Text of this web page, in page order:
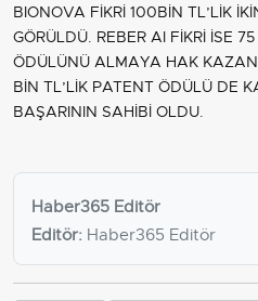
BIONOVA FİKRİ 100BİN TL’LİK
GÖRÜLDÜ. REBER AI FİKRİ İSE
ÖDÜLÜNÜ ALMAYA HAK
BİN TL’LİK PATENT ÖDÜLÜ DE
BAŞARININ SAHİBİ OLDU.
Haber365 Editör
Editör: Haber365 Editör